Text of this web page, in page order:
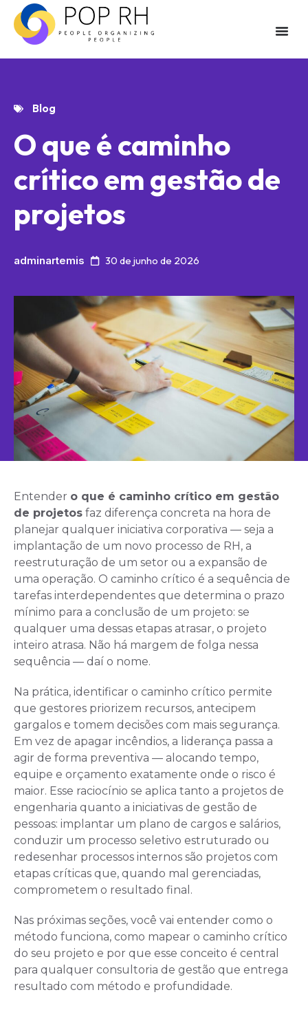
Blog
O que é caminho
crítico em gestão de
projetos
adminartemis 30 de junho de 2026
Entender o que é caminho crítico em gestão
de projetos faz diferença concreta na hora de
planejar qualquer iniciativa corporativa — seja a
implantação de um novo processo de RH, a
reestruturação de um setor ou a expansão de
uma operação. O caminho crítico é a sequência de
tarefas interdependentes que determina o prazo
mínimo para a conclusão de um projeto: se
qualquer uma dessas etapas atrasar, o projeto
inteiro atrasa. Não há margem de folga nessa
sequência — daí o nome.
Na prática, identificar o caminho crítico permite
que gestores priorizem recursos, antecipem
gargalos e tomem decisões com mais segurança.
Em vez de apagar incêndios, a liderança passa a
agir de forma preventiva — alocando tempo,
equipe e orçamento exatamente onde o risco é
maior. Esse raciocínio se aplica tanto a projetos de
engenharia quanto a iniciativas de gestão de
pessoas: implantar um plano de cargos e salários,
conduzir um processo seletivo estruturado ou
redesenhar processos internos são projetos com
etapas críticas que, quando mal gerenciadas,
comprometem o resultado final.
Nas próximas seções, você vai entender como o
método funciona, como mapear o caminho crítico
do seu projeto e por que esse conceito é central
para qualquer consultoria de gestão que entrega
resultado com método e profundidade.